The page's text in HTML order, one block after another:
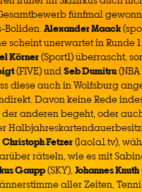
fünfmal
Boliden.Alexander Maack
scheint unerwartet in Runde
Körner(Sport1) überrascht,
(FIVE) undSeb Dumitru
diese auch in Wolfsburg
Davon keine Rede
der anderen begeht, oder
Christoph Fetzer(laola1.tv),
rätseln, wie es mit
Gaupp(SKY), Johannes Knuth
aller Zeiten,